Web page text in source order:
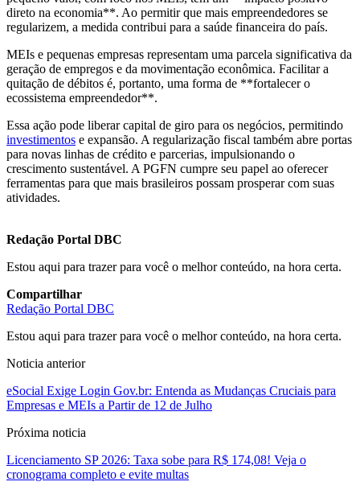
direto na economia**. Ao permitir que mais empreendedores se
regularizem, a medida contribui para a saúde financeira do país.
MEIs e pequenas empresas representam uma parcela significativa da
geração de empregos e da movimentação econômica. Facilitar a
quitação de débitos é, portanto, uma forma de **fortalecer o
ecossistema empreendedor**.
Essa ação pode liberar capital de giro para os negócios, permitindo
investimentos e expansão. A regularização fiscal também abre portas
para novas linhas de crédito e parcerias, impulsionando o
crescimento sustentável. A PGFN cumpre seu papel ao oferecer
ferramentas para que mais brasileiros possam prosperar com suas
atividades.
Redação Portal DBC
Estou aqui para trazer para você o melhor conteúdo, na hora certa.
Compartilhar
Redação Portal DBC
Estou aqui para trazer para você o melhor conteúdo, na hora certa.
Noticia anterior
eSocial Exige Login Gov.br: Entenda as Mudanças Cruciais para
Empresas e MEIs a Partir de 12 de Julho
Próxima noticia
Licenciamento SP 2026: Taxa sobe para R$ 174,08! Veja o
cronograma completo e evite multas